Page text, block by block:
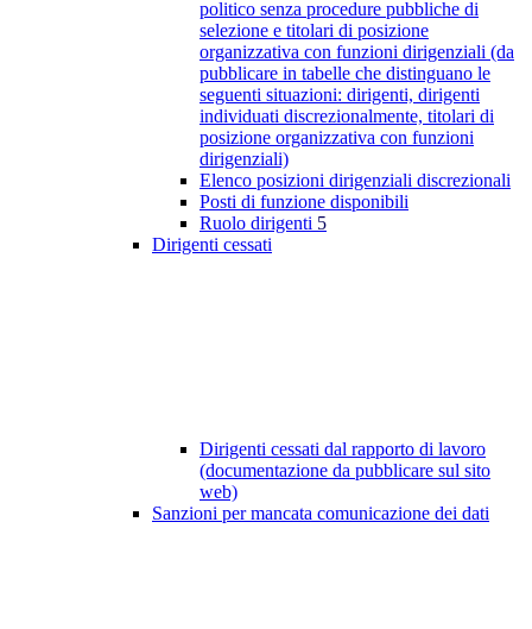
politico senza procedure pubbliche di
selezione e titolari di posizione
organizzativa con funzioni dirigenziali (da
pubblicare in tabelle che distinguano le
seguenti situazioni: dirigenti, dirigenti
individuati discrezionalmente, titolari di
posizione organizzativa con funzioni
dirigenziali)
Elenco posizioni dirigenziali discrezionali
Posti di funzione disponibili
Ruolo dirigenti 5
Dirigenti cessati
Dirigenti cessati dal rapporto di lavoro
(documentazione da pubblicare sul sito
web)
Sanzioni per mancata comunicazione dei dati